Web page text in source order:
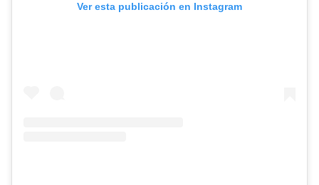
Ver esta publicación en Instagram